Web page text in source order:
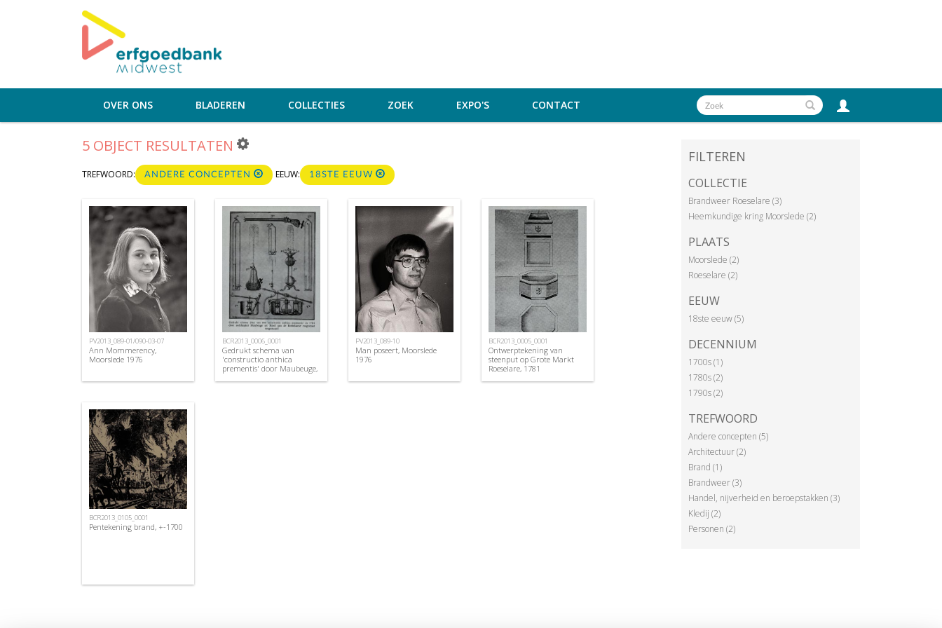
OVER ONS BLADEREN COLLECTIES ZOEK EXPO'S CONTACT
5 OBJECT RESULTATEN
TREFWOORD: ANDERE CONCEPTEN EEUW: 18STE EEUW
PV2013_089-01/090-03-07
Ann Mommerency,
Moorslede 1976
BCR2013_0006_0001
Gedrukt schema van
'constructio anthica
prementis' door Maubeuge,
PV2013_089-10
Man poseert, Moorslede
1976
BCR2013_0005_0001
Ontwerptekening van
steenput op Grote Markt
Roeselare, 1781
BCR2013_0105_0001
Pentekening brand, +-1700
FILTEREN
COLLECTIE
Brandweer Roeselare (3)
Heemkundige kring Moorslede (2)
PLAATS
Moorslede (2)
Roeselare (2)
EEUW
18ste eeuw (5)
DECENNIUM
1700s (1)
1780s (2)
1790s (2)
TREFWOORD
Andere concepten (5)
Architectuur (2)
Brand (1)
Brandweer (3)
Handel, nijverheid en beroepstakken (3)
Kledij (2)
Personen (2)